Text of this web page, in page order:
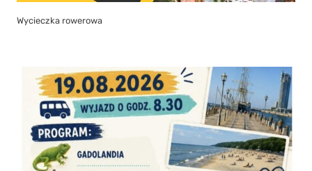
Wycieczka rowerowa